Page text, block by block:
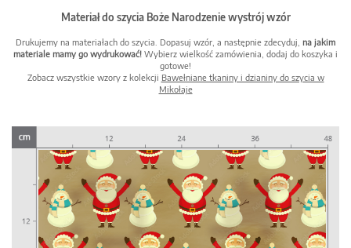
Materiał do szycia Boże Narodzenie wystrój wzór
Drukujemy na materiałach do szycia. Dopasuj wzór, a następnie zdecyduj, na jakim
materiale mamy go wydrukować! Wybierz wielkość zamówienia, dodaj do koszyka i
gotowe!
Zobacz wszystkie wzory z kolekcji Bawełniane tkaniny i dzianiny do szycia w
Mikołaje